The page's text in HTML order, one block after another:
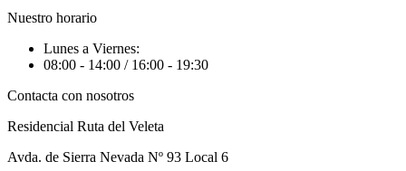
Nuestro horario
Lunes a Viernes:
08:00 - 14:00 / 16:00 - 19:30
Contacta con nosotros
Residencial Ruta del Veleta
Avda. de Sierra Nevada Nº 93 Local 6